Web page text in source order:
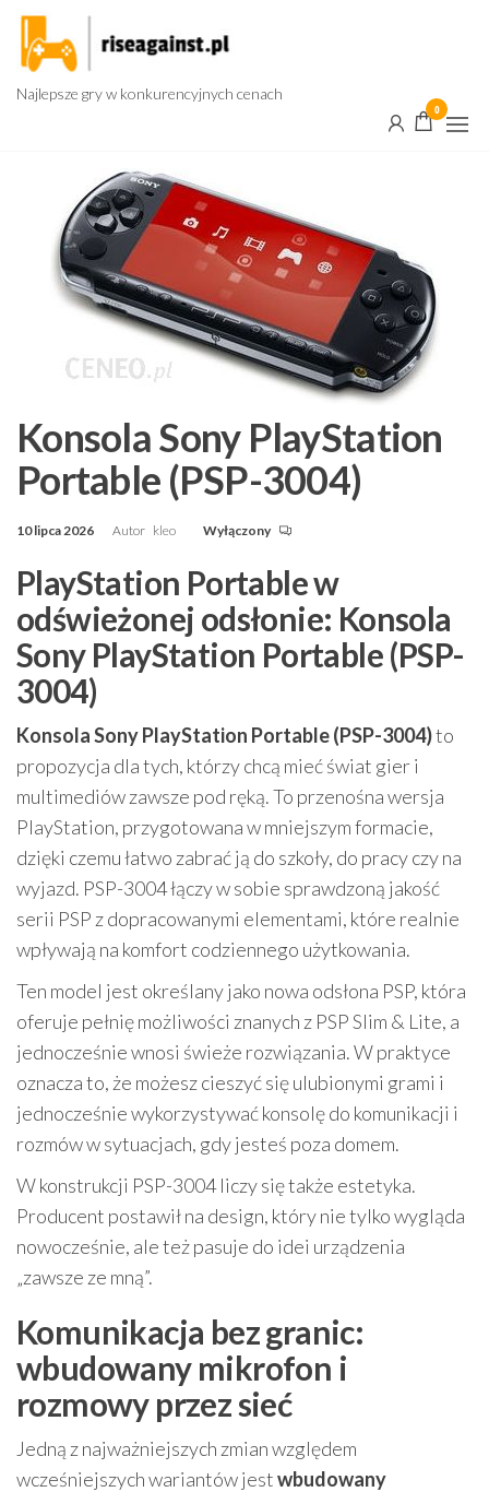
Przejdź
treści
Najlepsze gry w konkurencyjnych cenach
0
Konsola Sony PlayStation
Portable (PSP-3004)
10 lipca 2026 Autor kleo Wyłączony
PlayStation Portable w
odświeżonej odsłonie: Konsola
Sony PlayStation Portable (PSP-
3004)
Konsola Sony PlayStation Portable (PSP-3004)to
propozycja dla tych, którzy chcą mieć świat gier i
multimediów zawsze pod ręką. To przenośna wersja
PlayStation, przygotowana w mniejszym formacie,
dzięki czemu łatwo zabrać ją do szkoły, do pracy czy na
wyjazd. PSP-3004 łączy w sobie sprawdzoną jakość
serii PSP z dopracowanymi elementami, które realnie
wpływają na komfort codziennego użytkowania.
Ten model jest określany jako nowa odsłona PSP, która
oferuje pełnię możliwości znanych z PSP Slim & Lite, a
jednocześnie wnosi świeże rozwiązania. W praktyce
oznacza to, że możesz cieszyć się ulubionymi grami i
jednocześnie wykorzystywać konsolę do komunikacji i
rozmów w sytuacjach, gdy jesteś poza domem.
W konstrukcji PSP-3004 liczy się także estetyka.
Producent postawił na design, który nie tylko wygląda
nowocześnie, ale też pasuje do idei urządzenia
„zawsze ze mną”.
Komunikacja bez granic:
wbudowany mikrofon i
rozmowy przez sieć
Jedną z najważniejszych zmian względem
wcześniejszych wariantów jestwbudowany